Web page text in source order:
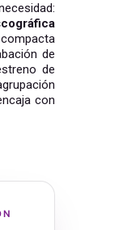
de
de
con